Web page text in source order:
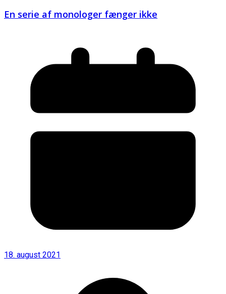
En serie af monologer fænger ikke
18. august 2021